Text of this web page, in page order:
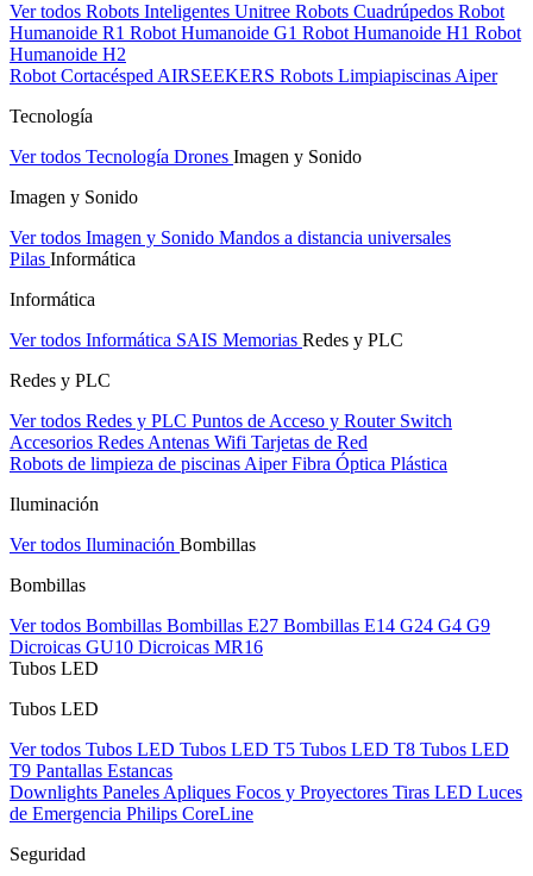
Ver todos Robots Inteligentes Unitree Robots Cuadrúpedos Robot
Humanoide R1 Robot Humanoide G1 Robot Humanoide H1 Robot
Humanoide H2
Robot Cortacésped AIRSEEKERS Robots Limpiapiscinas Aiper
Tecnología
Ver todos Tecnología Drones Imagen y Sonido
Imagen y Sonido
Ver todos Imagen y Sonido Mandos a distancia universales
Pilas Informática
Informática
Ver todos Informática SAIS Memorias Redes y PLC
Redes y PLC
Ver todos Redes y PLC Puntos de Acceso y Router Switch
Accesorios Redes Antenas Wifi Tarjetas de Red
Robots de limpieza de piscinas AiperFibra Óptica Plástica
Iluminación
Ver todos Iluminación Bombillas
Bombillas
Ver todos Bombillas Bombillas E27 Bombillas E14 G24 G4 G9
Dicroicas GU10 Dicroicas MR16
Tubos LED
Tubos LED
Ver todos Tubos LED Tubos LED T5 Tubos LED T8 Tubos LED
T9 Pantallas Estancas
Downlights Paneles Apliques Focos y Proyectores Tiras LED Luces
de Emergencia Philips CoreLine
Seguridad